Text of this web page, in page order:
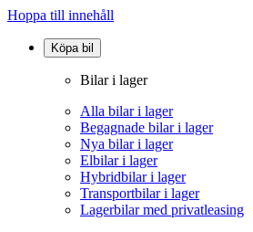
Hoppa till innehåll
Köpa bil
Bilar i lager
Alla bilar i lager
Begagnade bilar i lager
Nya bilar i lager
Elbilar i lager
Hybridbilar i lager
Transportbilar i lager
Lagerbilar med privatleasing